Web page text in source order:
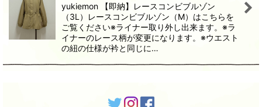
yukiemon 【即納】レースコンビブルゾン
（3L）レースコンビブルゾン（M）はこちらを
ご覧ください※ライナー取り外し出来ます。※ラ
イナーのレース柄が変更になります。※ウエスト
の紐の仕様が衿と同じに…